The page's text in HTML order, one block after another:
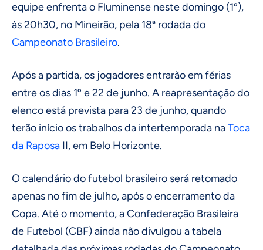
equipe enfrenta o Fluminense neste domingo (1º),
às 20h30, no Mineirão, pela 18ª rodada do
Campeonato Brasileiro.
Após a partida, os jogadores entrarão em férias
entre os dias 1º e 22 de junho. A reapresentação do
elenco está prevista para 23 de junho, quando
terão início os trabalhos da intertemporada naToca
da Raposa II, em Belo Horizonte.
O calendário do futebol brasileiro será retomado
apenas no fim de julho, após o encerramento da
Copa. Até o momento, a Confederação Brasileira
de Futebol (CBF) ainda não divulgou a tabela